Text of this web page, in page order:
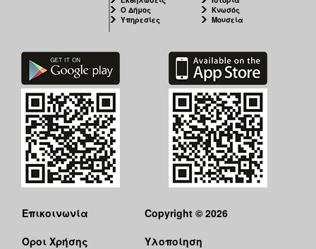
ΕΠΙΚΑΙΡΟΤΗΤΑ
ΕΠΙΣΚΕΠΤΗΣ
ΗΡΑΚΛΕΙΟ
Ο Δήμος
Υπηρεσίες
Κνωσός
Μουσεία
Επικοινωνία
Όροι Χρήσης
Copyright © 2026
Υλοποίηση